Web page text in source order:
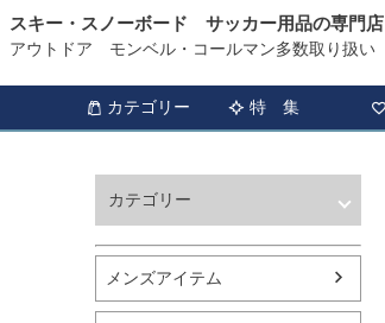
スキー・スノーボード サッカー用品の専門店
アウトドア モンベル・コールマン多数取り扱い
カテゴリー 特 集
カテゴリー
メンズアイテム